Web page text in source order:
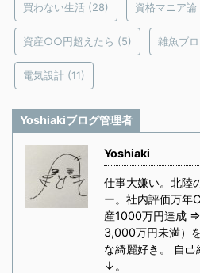
買わない生活 (28) 資格マニア論
資産○○円超えたら (5) 雑魚ブ
電気設計 (11)
Yoshiakiブログ管理者
Yoshiaki
仕事大嫌い。北陸
ー。社内評価万年
産1000万円達成
3,000万円未満）
な綺麗好き。 自己
↓。